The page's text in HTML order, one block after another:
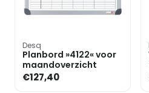
Desq
Planbord »4122« voor
maandoverzicht
€127,40